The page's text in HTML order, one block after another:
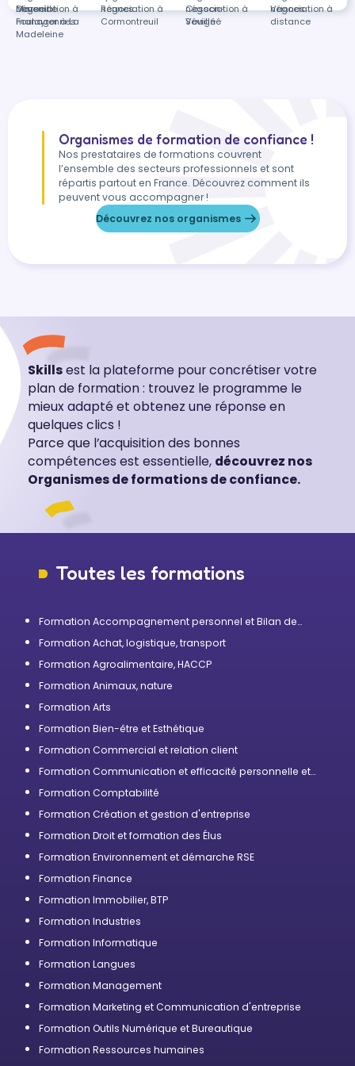
Marseille
Rennes
Cesson-
Sévigné
Vannes
négociation à
Foulayronnes
négociation à
Cormontreuil
négociation à
Vouillé
négociation à
distance
Devenir
manager à La
Madeleine
Organismes de formation de confiance !
Nos prestataires de formations couvrent
l’ensemble des secteurs professionnels et sont
répartis partout en France. Découvrez comment ils
peuvent vous accompagner !
Découvrez nos organismes
Skillsest la plateforme pour concrétiser votre
plan de formation : trouvez le programme le
mieux adapté et obtenez une réponse en
quelques clics !
Parce que l’acquisition des bonnes
compétences est essentielle, découvrez nos
Organismes de formations de confiance.
Toutes les formations
Formation Accompagnement personnel et Bilan de
Formation Achat, logistique, transport
Formation Agroalimentaire, HACCP
Formation Animaux, nature
Formation Arts
Formation Bien-être et Esthétique
Formation Commercial et relation client
Formation Communication et efficacité personnelle et
Formation Comptabilité
Formation Création et gestion d'entreprise
Formation Droit et formation des Élus
Formation Environnement et démarche RSE
Formation Finance
Formation Immobilier, BTP
Formation Industries
Formation Informatique
Formation Langues
Formation Management
Formation Marketing et Communication d'entreprise
Formation Outils Numérique et Bureautique
Formation Ressources humaines